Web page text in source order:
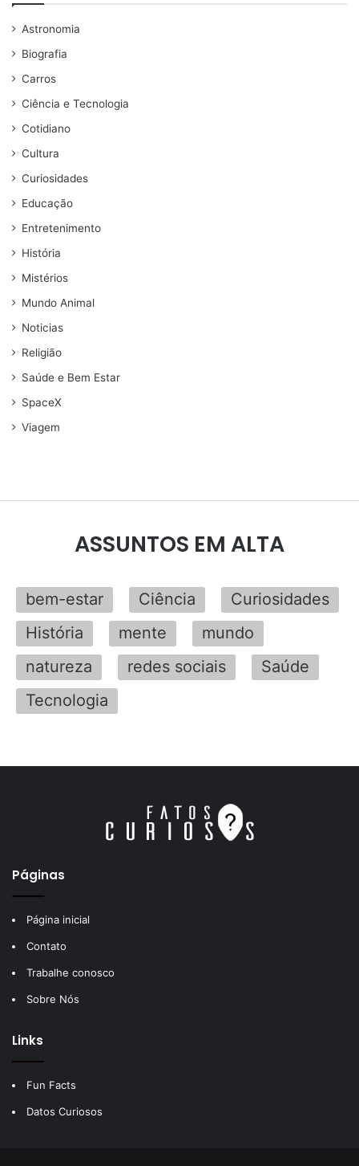
Astronomia
Biografia
Carros
Ciência e Tecnologia
Cotidiano
Cultura
Curiosidades
Educação
Entretenimento
História
Mistérios
Mundo Animal
Noticias
Religião
Saúde e Bem Estar
SpaceX
Viagem
ASSUNTOS EM ALTA
bem-estar Ciência
Curiosidades
História
mente
mundo
natureza
redes sociais
Saúde
Tecnologia
Páginas
Página inicial
Contato
Trabalhe conosco
Sobre Nós
Links
Fun Facts
Datos Curiosos